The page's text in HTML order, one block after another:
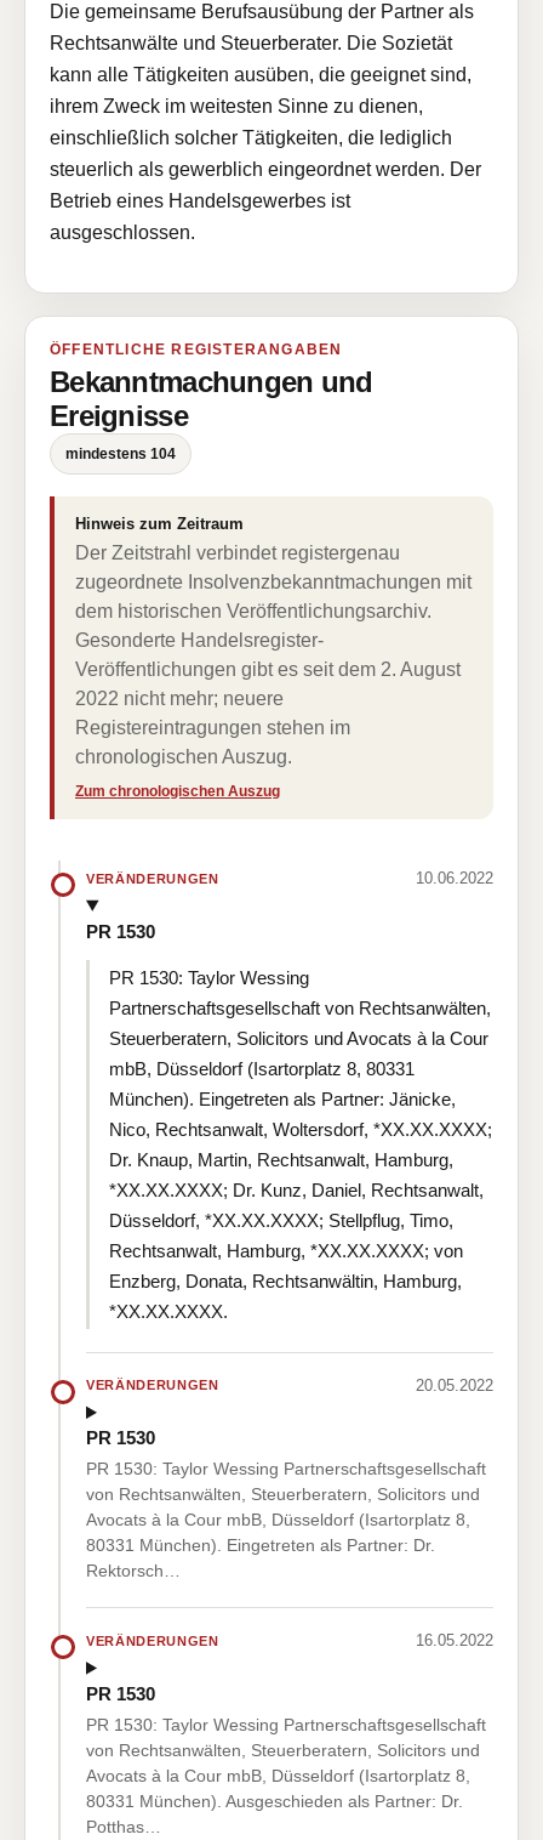
Die gemeinsame Berufsausübung der Partner als
Rechtsanwälte und Steuerberater. Die Sozietät
kann alle Tätigkeiten ausüben, die geeignet sind,
ihrem Zweck im weitesten Sinne zu dienen,
einschließlich solcher Tätigkeiten, die lediglich
steuerlich als gewerblich eingeordnet werden. Der
Betrieb eines Handelsgewerbes ist
ausgeschlossen.
ÖFFENTLICHE REGISTERANGABEN
Bekanntmachungen und
Ereignisse
mindestens 104
Hinweis zum Zeitraum
Der Zeitstrahl verbindet registergenau
zugeordnete Insolvenzbekanntmachungen mit
dem historischen Veröffentlichungsarchiv.
Gesonderte Handelsregister-
Veröffentlichungen gibt es seit dem 2. August
2022 nicht mehr; neuere
Registereintragungen stehen im
chronologischen Auszug.
Zum chronologischen Auszug
VERÄNDERUNGEN 10.06.2022
PR 1530
PR 1530: Taylor Wessing
Partnerschaftsgesellschaft von Rechtsanwälten,
Steuerberatern, Solicitors und Avocats à la Cour
mbB, Düsseldorf (Isartorplatz 8, 80331
München). Eingetreten als Partner: Jänicke,
Nico, Rechtsanwalt, Woltersdorf, *XX.XX.XXXX;
Dr. Knaup, Martin, Rechtsanwalt, Hamburg,
*XX.XX.XXXX; Dr. Kunz, Daniel, Rechtsanwalt,
Düsseldorf, *XX.XX.XXXX; Stellpflug, Timo,
Rechtsanwalt, Hamburg, *XX.XX.XXXX; von
Enzberg, Donata, Rechtsanwältin, Hamburg,
*XX.XX.XXXX.
VERÄNDERUNGEN 20.05.2022
PR 1530
PR 1530: Taylor Wessing Partnerschaftsgesellschaft
von Rechtsanwälten, Steuerberatern, Solicitors und
Avocats à la Cour mbB, Düsseldorf (Isartorplatz 8,
80331 München). Eingetreten als Partner: Dr.
Rektorsch…
VERÄNDERUNGEN 16.05.2022
PR 1530
PR 1530: Taylor Wessing Partnerschaftsgesellschaft
von Rechtsanwälten, Steuerberatern, Solicitors und
Avocats à la Cour mbB, Düsseldorf (Isartorplatz 8,
80331 München). Ausgeschieden als Partner: Dr.
Potthas…